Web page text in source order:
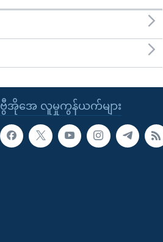
ဗွီအိုအေ လူမှုကွန်ယက်များ